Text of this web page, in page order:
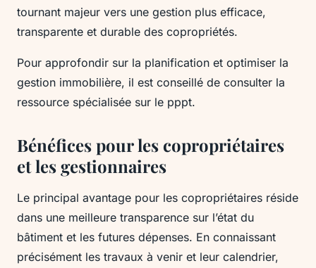
tournant majeur vers une gestion plus efficace,
transparente et durable des copropriétés.
Pour approfondir sur la planification et optimiser la
gestion immobilière, il est conseillé de consulter la
ressource spécialisée sur le pppt.
Bénéfices pour les copropriétaires
et les gestionnaires
Le principal avantage pour les copropriétaires réside
dans une meilleure transparence sur l’état du
bâtiment et les futures dépenses. En connaissant
précisément les travaux à venir et leur calendrier,